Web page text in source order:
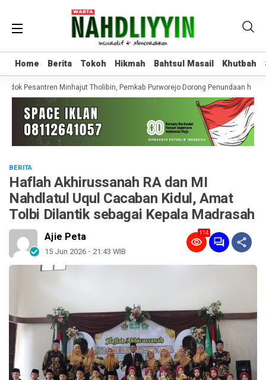
Home Berita Tokoh Hikmah Bahtsul Masail Khutbah
Home Berita Tokoh Hikmah Bahtsul Masail Khutbah
Pesantren Minhajut Tholibin, Pemkab Purworejo Dorong Penundaan
BERITA
Haflah Akhirussanah RA dan MI
Nahdlatul Uqul Cacaban Kidul, Amat
Tolbi Dilantik sebagai Kepala Madrasah
Ajie Peta
15 Jun 2026 - 21:43 WIB
114